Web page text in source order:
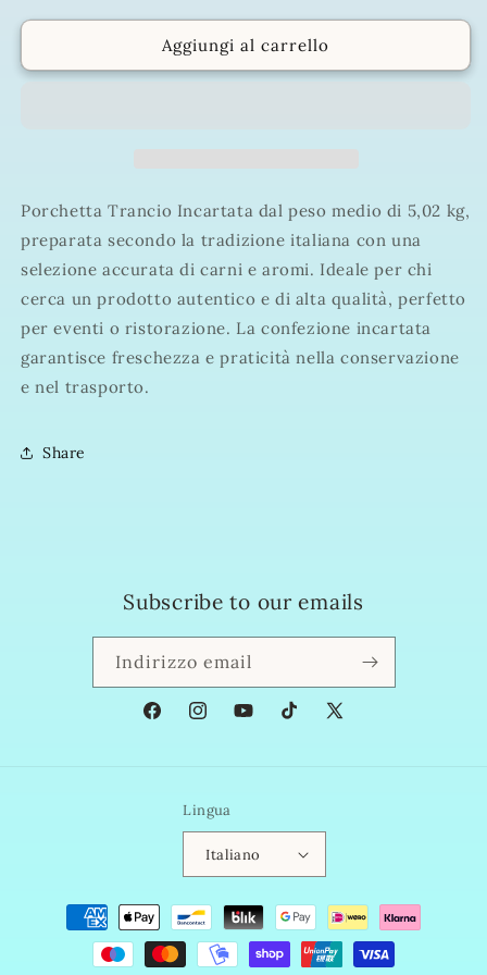
per
Trancio
per
Porchetta
Trancio
Aggiungi al carrello
Porchetta Trancio Incartata dal peso medio di 5,02 kg,
preparata secondo la tradizione italiana con una
selezione accurata di carni e aromi. Ideale per chi
cerca un prodotto autentico e di alta qualità, perfetto
per eventi o ristorazione. La confezione incartata
garantisce freschezza e praticità nella conservazione
e nel trasporto.
Share
Subscribe to our emails
Indirizzo email
FacebookInstagramYouTubeTikTokX
Lingua
Italiano
Metodi
pagamento